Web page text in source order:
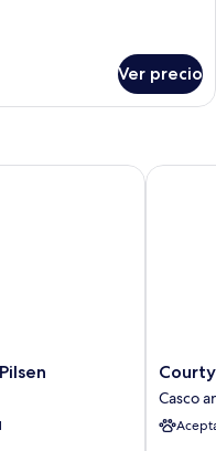
Ver precio
By
Marriott
Pilsen
Casco